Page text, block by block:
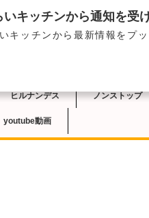
ヒルナンデス ノンストップ
youtube動画
いキッチンから通知を受
キッチンから最新情報をプ